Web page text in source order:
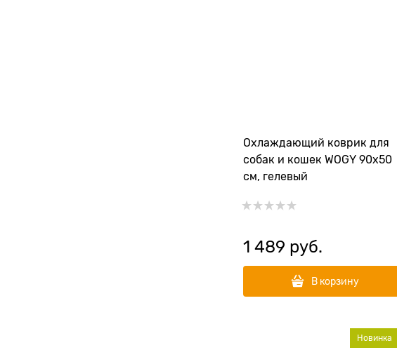
Охлаждающий коврик для
собак и кошек WOGY 90х50
см, гелевый
1 489 руб.
В корзину
Новинка